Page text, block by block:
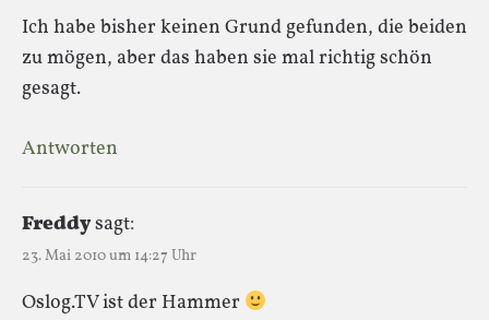
Ich habe bisher keinen Grund gefunden, die beiden
zu mögen, aber das haben sie mal richtig schön
gesagt.
Antworten
Freddysagt:
23. Mai 2010 um 14:27 Uhr
Oslog.TV ist der Hammer